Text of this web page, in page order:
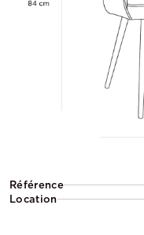
Référence
Location